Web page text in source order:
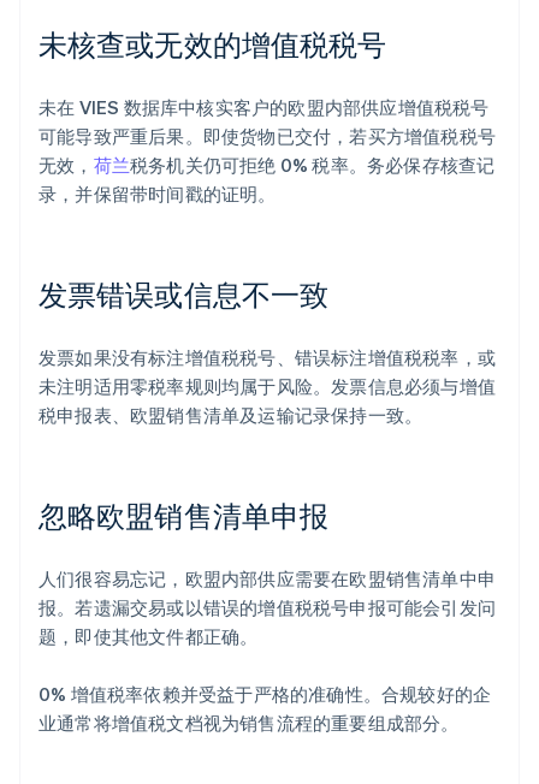
未核查或无效的增值税税号
未在 VIES 数据库中核实客户的欧盟内部供应增值税税号
可能导致严重后果。即使货物已交付，若买方增值税税号
无效， 荷兰税务机关仍可拒绝 0% 税率。务必保存核查记
录，并保留带时间戳的证明。
发票错误或信息不一致
发票如果没有标注增值税税号、错误标注增值税税率，或
未注明适用零税率规则均属于风险。发票信息必须与增值
税申报表、欧盟销售清单及运输记录保持一致。
忽略欧盟销售清单申报
人们很容易忘记，欧盟内部供应需要在欧盟销售清单中申
报。若遗漏交易或以错误的增值税税号申报可能会引发问
题，即使其他文件都正确。
0% 增值税率依赖并受益于严格的准确性。合规较好的企
业通常将增值税文档视为销售流程的重要组成部分。